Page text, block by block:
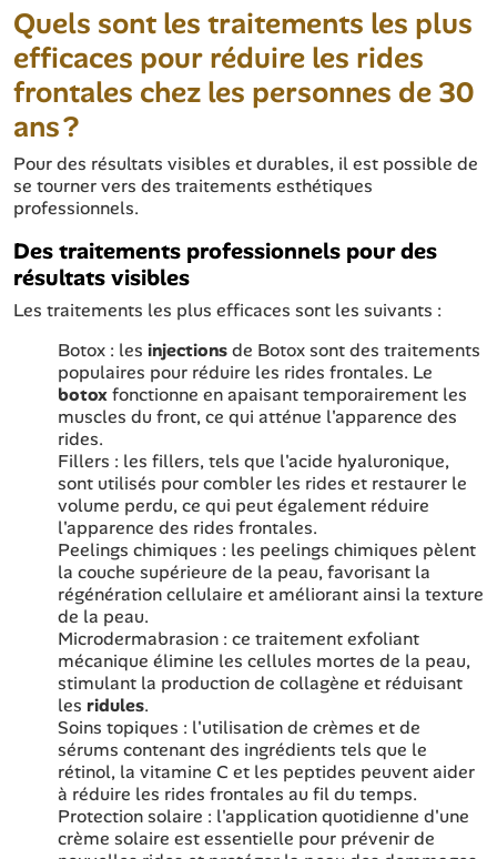
Quels sont les traitements les plus
efficaces pour réduire les rides
frontales chez les personnes de 30
ans ?
Pour des résultats visibles et durables, il est possible de
se tourner vers des traitements esthétiques
professionnels.
Des traitements professionnels pour des
résultats visibles
Les traitements les plus efficaces sont les suivants :
Botox : les injectionsde Botox sont des traitements
populaires pour réduire les rides frontales. Le
botoxfonctionne en apaisant temporairement les
muscles du front, ce qui atténue l'apparence des
rides.
Fillers : les fillers, tels que l'acide hyaluronique,
sont utilisés pour combler les rides et restaurer le
volume perdu, ce qui peut également réduire
l'apparence des rides frontales.
Peelings chimiques : les peelings chimiques pèlent
la couche supérieure de la peau, favorisant la
régénération cellulaire et améliorant ainsi la texture
de la peau.
Microdermabrasion : ce traitement exfoliant
mécanique élimine les cellules mortes de la peau,
stimulant la production de collagène et réduisant
les ridules.
Soins topiques : l'utilisation de crèmes et de
sérums contenant des ingrédients tels que le
rétinol, la vitamine C et les peptides peuvent aider
à réduire les rides frontales au fil du temps.
Protection solaire : l'application quotidienne d'une
crème solaire est essentielle pour prévenir de